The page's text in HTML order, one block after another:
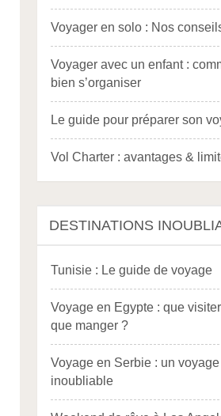
Voyager en solo : Nos
Voyager avec un enfant :
bien s’organiser
Le guide pour préparer son
Vol Charter : avantages &
DESTINATIONS
Tunisie : Le guide de voyage
Voyage en Egypte : que
que manger ?
Voyage en Serbie : un voyage
inoubliable